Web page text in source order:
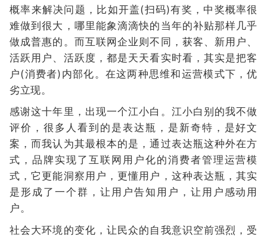
概率来解决问题，比如开盖(扫码)有奖，中奖概率很
难做到很大，哪里能象滴滴快的当年的补贴那样几乎
做成普惠的。而互联网企业则不同，获客、新用户、
活跃用户、活跃度，都是天天看实时看，其实是把客
户(消费者)内部化。在这两种思维和运营模式下，优
劣立现。
感谢这十年里，出现一个江小白。江小白别的我不做
评价，很多人看到的是表达瓶，是新奇特，是好文
案，而我认为其最根本的是，通过表达瓶这种外在方
式，品牌实现了互联网用户化的消费者管理运营模
式，它更能洞察用户，更懂用户，这种表达瓶，其实
是形成了一个群，让用户告知用户，让用户感动用
户。
社会大环境的变化，让民众的自我意识空前强烈，受